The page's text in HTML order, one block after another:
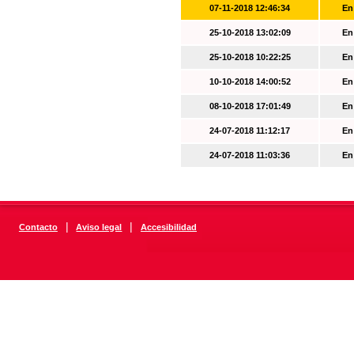
07-11-2018 12:46:34
25-10-2018 13:02:09
25-10-2018 10:22:25
10-10-2018 14:00:52
08-10-2018 17:01:49
24-07-2018 11:12:17
24-07-2018 11:03:36
Contacto | Aviso legal | Accesibilidad